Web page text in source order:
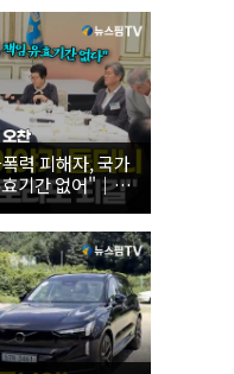
력 피해자, 국가
기간 없어"｜
로 오찬